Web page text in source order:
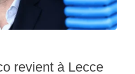
revient à Lecce